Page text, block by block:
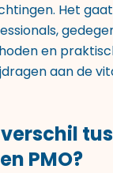
Het
en
aan de
PMO?